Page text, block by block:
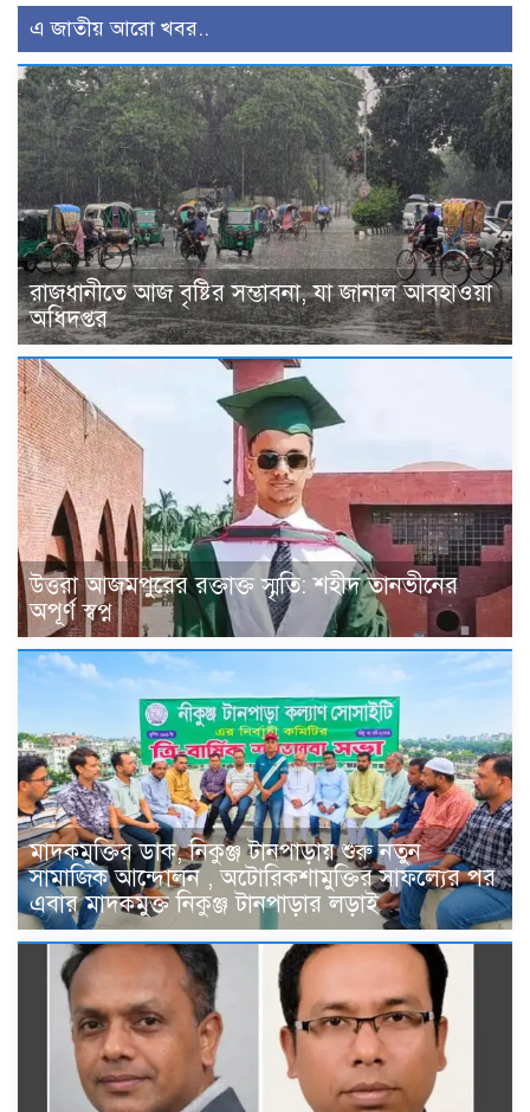
এ জাতীয় আরো খবর..
রাজধানীতে আজ বৃষ্টির সম্ভাবনা, যা জানাল আবহাওয়া
অধিদপ্তর
উত্তরা আজমপুরের রক্তাক্ত স্মৃতি: শহীদ তানভীনের
অপূর্ণ স্বপ্ন
মাদকমুক্তির ডাক, নিকুঞ্জ টানপাড়ায় শুরু নতুন
সামাজিক আন্দোলন , অটোরিকশামুক্তির সাফল্যের পর
এবার মাদকমুক্ত নিকুঞ্জ টানপাড়ার লড়াই